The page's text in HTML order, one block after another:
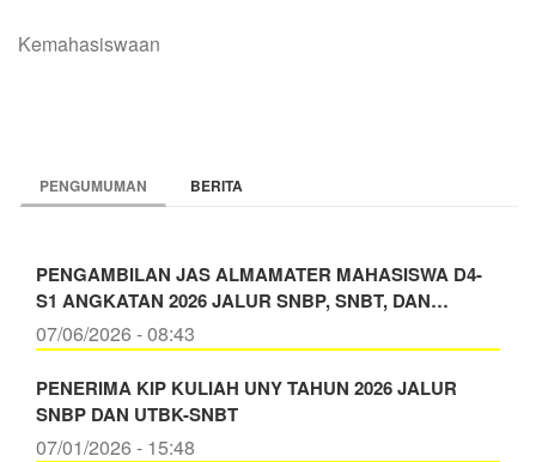
Kemahasiswaan
PENGUMUMAN BERITA
PENGAMBILAN JAS ALMAMATER MAHASISWA D4-
S1 ANGKATAN 2026 JALUR SNBP, SNBT, DAN…
07/06/2026 - 08:43
PENERIMA KIP KULIAH UNY TAHUN 2026 JALUR
SNBP DAN UTBK-SNBT
07/01/2026 - 15:48